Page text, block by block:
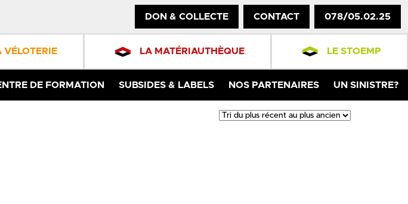
DON & COLLECTE CONTACT 078/05.02.25
VÉLOTERIE LA MATÉRIAUTHÈQUE LE STOEMP
DE FORMATION SUBSIDES & LABELS NOS PARTENAIRES UN SINISTRE?